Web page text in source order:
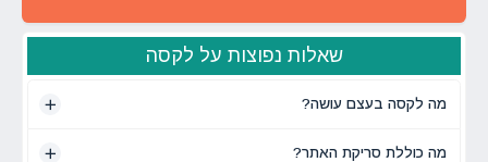
שאלות נפוצות על לקסה
מה לקסה בעצם עושה?
מה כוללת סריקת האתר?